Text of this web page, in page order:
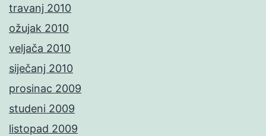
travanj 2010
ožujak 2010
veljača 2010
siječanj 2010
prosinac 2009
studeni 2009
listopad 2009